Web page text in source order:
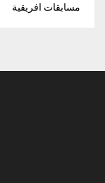
مسابقات افريقية